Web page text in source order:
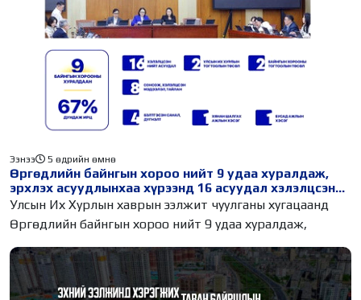
Өргөдлийн байнгын хороо нийт 9 удаа хуралдаж,
эрхлэх асуудлынхаа хүрээнд 16 асуудал хэлэлцсэн
байна
Ээнээ 5 өдрийн өмнө
Улсын Их Хурлын хаврын ээлжит чуулганы хугацаанд
Өргөдлийн байнгын хороо нийт 9 удаа хуралдаж,